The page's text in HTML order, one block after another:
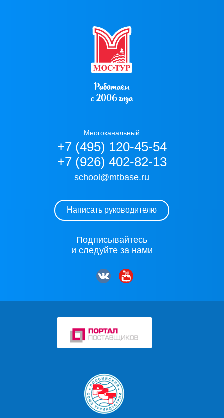
Работаем
с 2006 года
Многоканальный
+7 (495) 120-45-54
+7 (926) 402-82-13
school@mtbase.ru
Написать руководителю
Подписывайтесь
и следуйте за нами